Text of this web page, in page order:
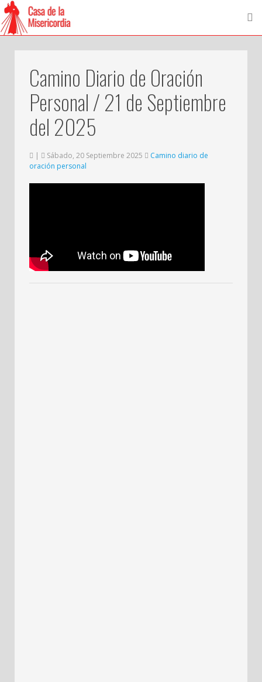
Camino Diario de Oración
Personal / 21 de Septiembre
del 2025
| Sábado, 20 Septiembre 2025
Camino diario de
oración personal